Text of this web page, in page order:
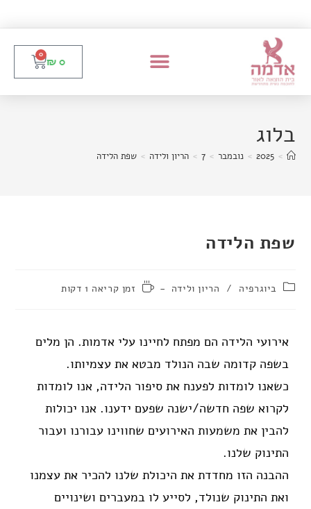
₪ 0
0
בלוג
>
2025
> נובמבר >
7
> הריון ולידה > שפת הלידה
שפת הלידה
ביוגרפיה / הריון ולידה זמן קריאה 1 דקות
אירועי הלידה הם מפתח לחיינו עלי אדמות. הן מלים
בשפה קדומה שבה הנולד מבטא את עצמיותו.
כשאנו לומדות לפענח את סיפור הלידה, אנו לומדות
לקרוא שפה חדשה/ישנה שפעם ידענו. אנו יכולות
להבין את משמעות האירועים שחווינו עבורנו ועבור
התינוק שלנו.
ההבנה הזו מחדדת את היכולת שלנו להכיר את עצמנו
ואת התינוק שנולד, לסייע לו במעברים ושינויים